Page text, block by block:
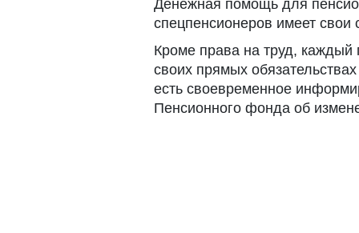
Денежная помощь для
спецпенсионеров имеет свои
Кроме права на труд,
своих прямых
есть своевременное
Пенсионного фонда об